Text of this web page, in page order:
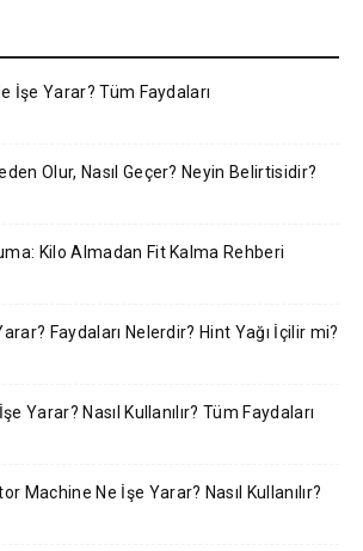
İşe Yarar? Tüm Faydaları
Olur, Nasıl Geçer? Neyin Belirtisidir?
Kilo Almadan Fit Kalma Rehberi
Faydaları Nelerdir? Hint Yağı İçilir mi?
Yarar? Nasıl Kullanılır? Tüm Faydaları
Machine Ne İşe Yarar? Nasıl Kullanılır?